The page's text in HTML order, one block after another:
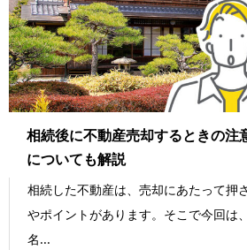
相続後に不動産売却するときの注
についても解説
相続した不動産は、売却にあたって押
やポイントがあります。そこで今回は
名...